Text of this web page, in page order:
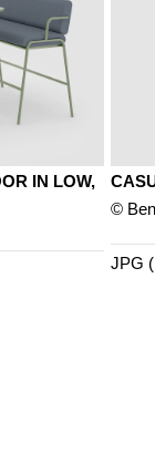
IN LOW,
©
JPG